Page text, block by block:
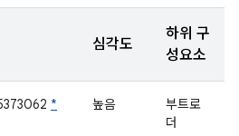
심각도
하위 구
성요소
* 높음
부트로
더